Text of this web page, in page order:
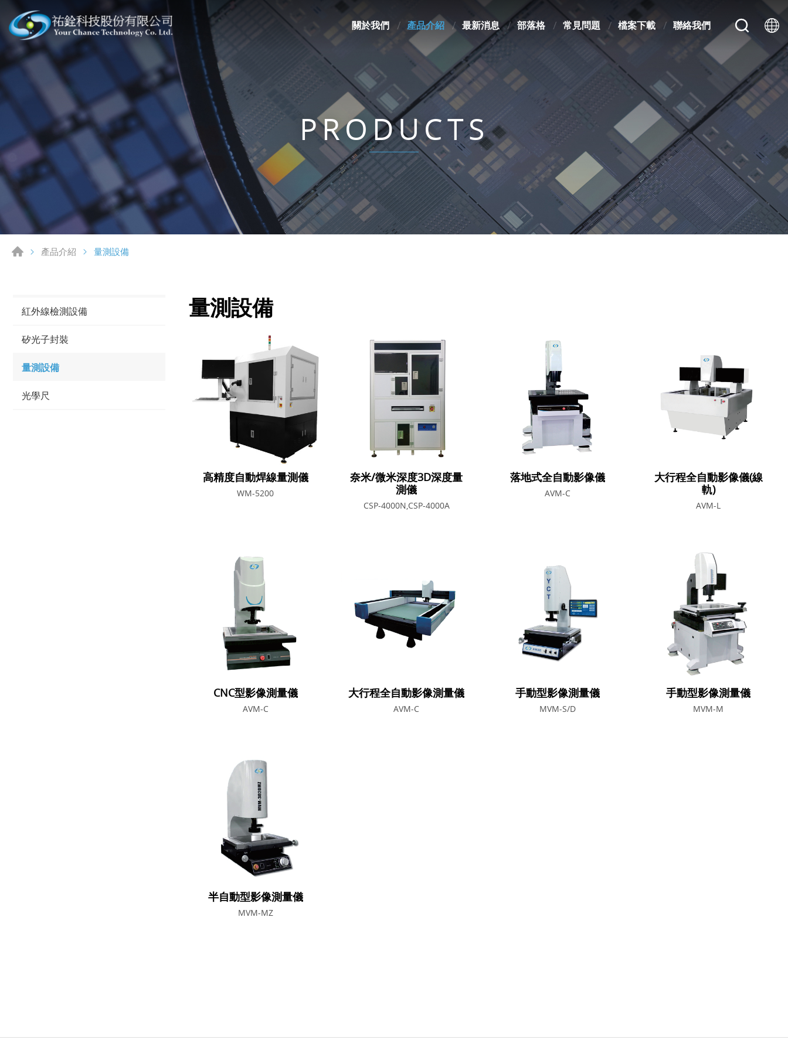
關於我們 產品介紹 最新消息 部落格 常見問題 檔案下載 聯絡我們
PRODUCTS
產品介紹 量測設備
紅外線檢測設備
矽光子封裝
量測設備
光學尺
量測設備
高精度自動焊線量測儀
WM-5200
奈米/微米深度3D深度量
測儀
CSP-4000N,CSP-4000A
落地式全自動影像儀
AVM-C
大行程全自動影像儀(線
軌)
AVM-L
CNC型影像測量儀
AVM-C
大行程全自動影像測量儀
AVM-C
手動型影像測量儀
MVM-S/D
手動型影像測量儀
MVM-M
半自動型影像測量儀
MVM-MZ